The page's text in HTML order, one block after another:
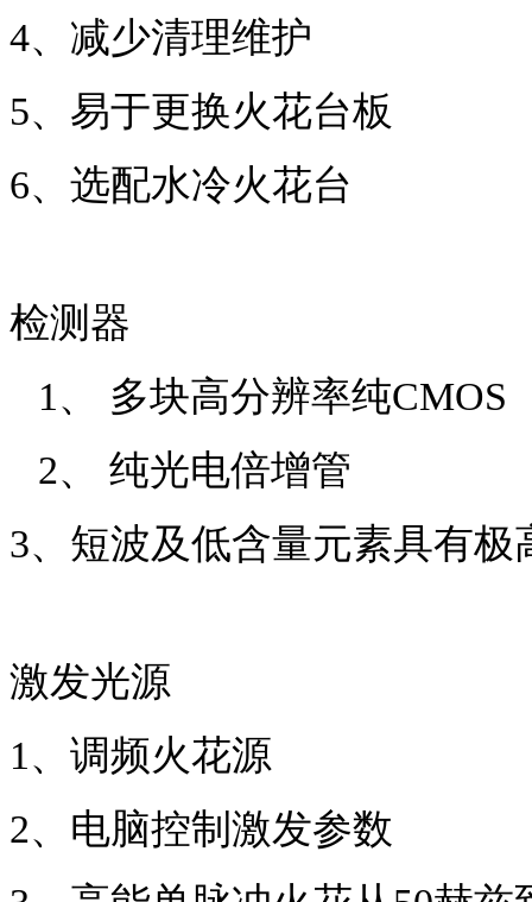
4、 减少清理维护
5、 易于更换火花台板
6、选配水冷火花台
检测器
1、 多块高分辨率纯CMOS
2、 纯光电倍增管
3、 短波及低含量元素具有极
激发光源
1、 调频火花源
2、 电脑控制激发参数